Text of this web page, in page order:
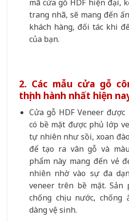
mã cửa gỗ HDF hiện đại,
trang nhã, sẽ mang đến
khách hàng, đối tác khi
của bạn.
2. Các mẫu cửa gỗ
thịnh hành nhất hiện
Cửa gỗ HDF Veneer
có bề mặt được phủ lớp
tự nhiên như sồi, xoan
để tạo ra vân gỗ và
phẩm này mang đến vẻ
nhiên nhờ vào sự đa
veneer trên bề mặt. Sản
chống chịu nước,
dàng vệ sinh.